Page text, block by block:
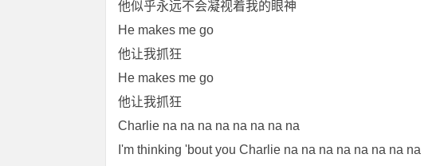
他似乎永远不会凝视着我的眼神
He makes me go
他让我抓狂
He makes me go
他让我抓狂
Charlie na na na na na na na na
I'm thinking 'bout you Charlie na na na na na na na na